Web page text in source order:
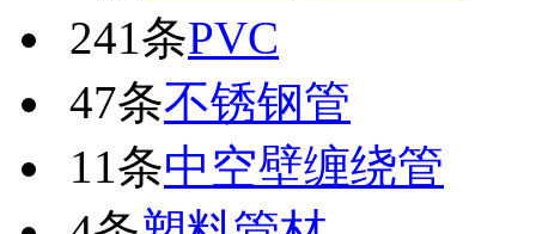
241条PVC
47条不锈钢管
11条中空壁缠绕管